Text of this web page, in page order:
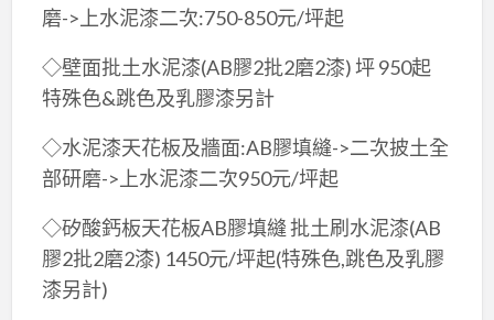
磨->上水泥漆二次:750-850元/坪起
◇壁面批土水泥漆(AB膠2批2磨2漆) 坪 950起
特殊色&跳色及乳膠漆另計
◇水泥漆天花板及牆面:AB膠填縫->二次披土全
部研磨->上水泥漆二次950元/坪起
◇矽酸鈣板天花板AB膠填縫 批土刷水泥漆(AB
膠2批2磨2漆) 1450元/坪起(特殊色,跳色及乳膠
漆另計)